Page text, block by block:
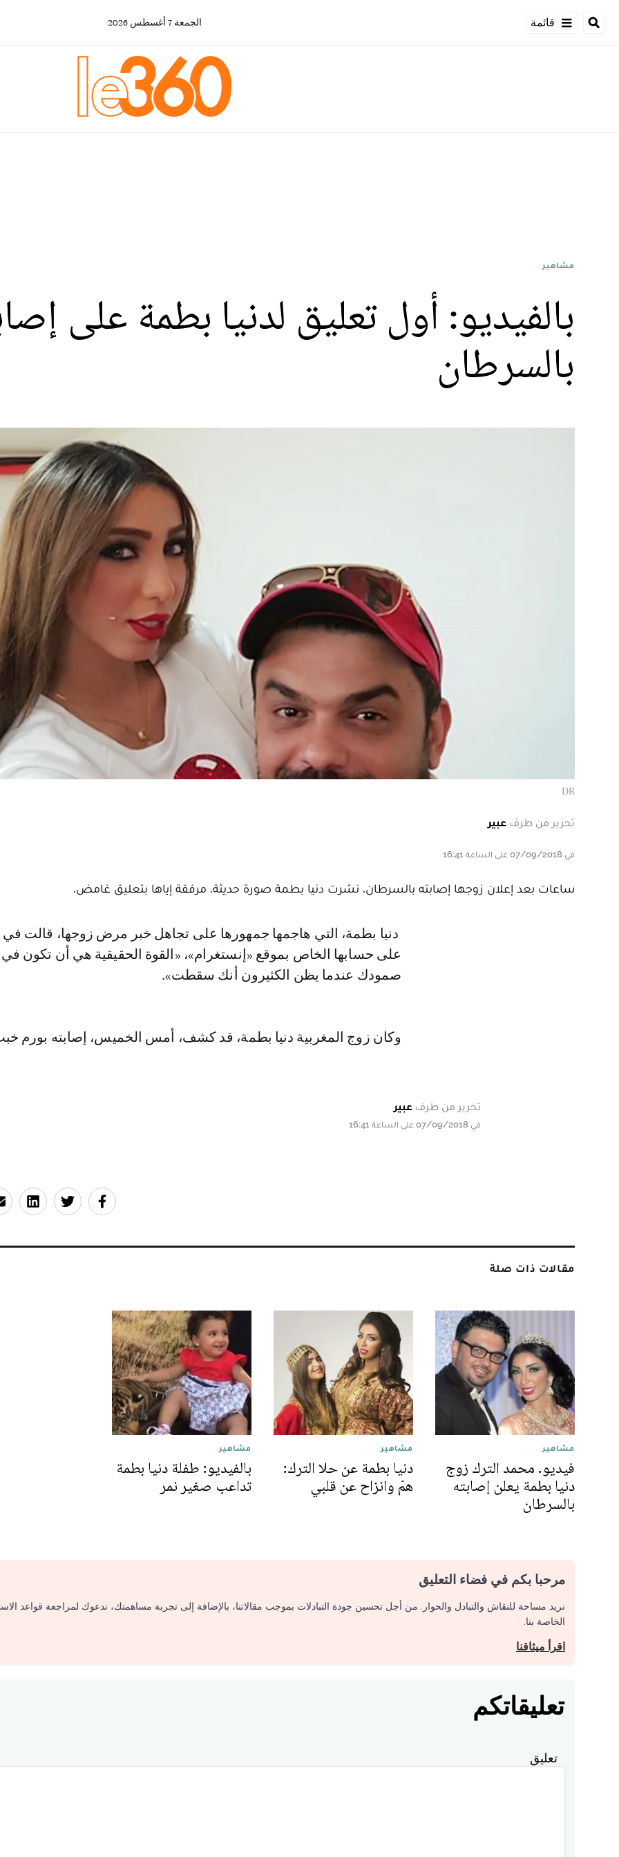
قائمة الجمعة 7 أغسطس 2026
مشاهير
بالفيديو: أول تعليق لدنيا بطمة على
بالسرطان
DR
تحرير من طرف عبير
في 07/09/2018 على الساعة 16:41
ساعات بعد إعلان زوجها إصابته بالسرطان، نشرت دنيا بطمة صورة حديثة، مرفقة إياها بتعليق غامض.
دنيا بطمة، التي هاجمها جمهورها على تجاهل خبر مرض زوجها، قالت في تدوينة
على حسابها الخاص بموقع «إنستغرام»، «القوة الحقيقية هي أن تكون
صمودك عندما يظن الكثيرون أنك سقطت».
وكان زوج المغربية دنيا بطمة، قد كشف، أمس الخميس، إصابته بورم
تحرير من طرف عبير
في 07/09/2018 على الساعة 16:41
مقالات ذات صلة
مشاهير
فيديو. محمد الترك زوج
دنيا بطمة يعلن إصابته
بالسرطان
مشاهير
دنيا بطمة عن حلا الترك:
همّ وانزاح عن قلبي
مشاهير
بالفيديو: طفلة دنيا بطمة
تداعب صغير نمر
مرحبا بكم في فضاء التعليق
نريد مساحة للنقاش والتبادل والحوار. من أجل تحسين جودة التبادلات بموجب مقالاتنا، بالإضافة إلى تجربة مساهمتك، ندعوك لمراجعة قواعد
الخاصة بنا.
اقرأ ميثاقنا
تعليقاتكم
تعليق